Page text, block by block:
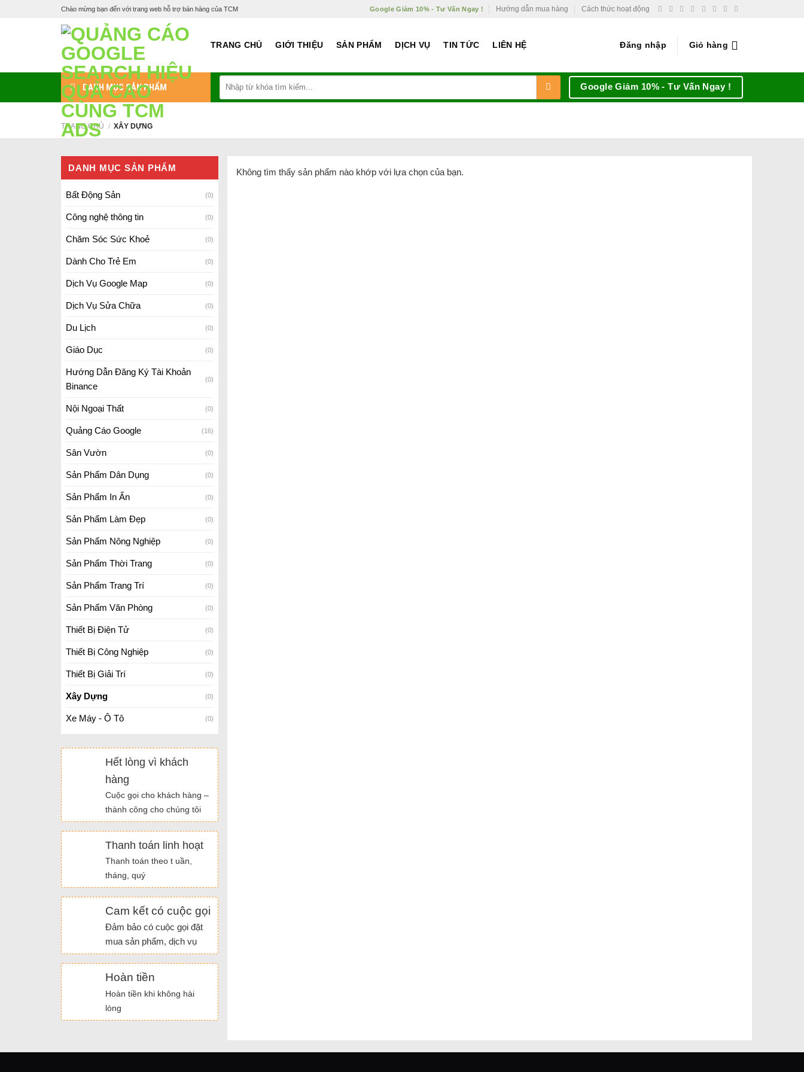
Chào mừng bạn đến với trang web hỗ trợ bán hàng của TCM Google Giảm 10% - Tư Vấn Ngay ! Hướng dẫn mua hàng Cách thức hoạt động
TRANG CHỦ GIỚI THIỆU SẢN PHẨM DỊCH VỤ TIN TỨC LIÊN HỆ Đăng nhập Giỏ hàng
DANH MỤC SẢN PHẨM
kiếm:
Google Giảm 10% - Tư Vấn Ngay !
TRANG CHỦ / XÂY DỰNG
DANH MỤC SẢN PHẨM
Bất Động Sản (0)
Công nghệ thông tin (0)
Chăm Sóc Sức Khoẻ (0)
Dành Cho Trẻ Em (0)
Dịch Vụ Google Map (0)
Dịch Vụ Sửa Chữa (0)
Du Lịch (0)
Giáo Dục (0)
Hướng Dẫn Đăng Ký Tài Khoản
Binance
(0)
Nội Ngoại Thất (0)
Quảng Cáo Google (16)
Sân Vườn (0)
Sản Phẩm Dân Dụng (0)
Sản Phẩm In Ấn (0)
Sản Phẩm Làm Đẹp (0)
Sản Phẩm Nông Nghiệp (0)
Sản Phẩm Thời Trang (0)
Sản Phẩm Trang Trí (0)
Sản Phẩm Văn Phòng (0)
Thiết Bị Điện Tử (0)
Thiết Bị Công Nghiệp (0)
Thiết Bị Giải Trí (0)
Xây Dựng (0)
Xe Máy - Ô Tô (0)
Hết lòng vì khách
hàng
Cuộc gọi cho khách hàng –
thành công cho chúng tôi
Thanh toán linh hoạt
Thanh toán theo t uần,
tháng, quý
Cam kết có cuộc gọi
Đảm bảo có cuộc gọi đặt
mua sản phẩm, dịch vụ
Hoàn tiền
Hoàn tiền khi không hài
lòng
Không tìm thấy sản phẩm nào khớp với lựa chọn của bạn.